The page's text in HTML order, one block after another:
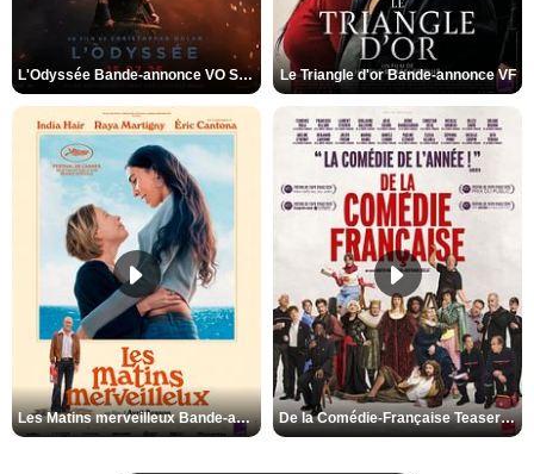
L'Odyssée Bande-annonce VO STFR Le Triangle d'or Bande-annonce VF
Les Matins merveilleux Bande-annonce VF De la Comédie-Française Teaser VF